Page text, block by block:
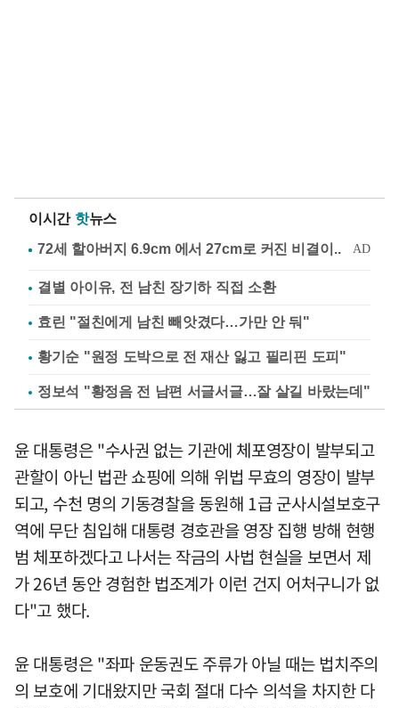
이시간 핫뉴스
결별 아이유, 전 남친 장기하 직접 소환
효린 "절친에게 남친 빼앗겼다…가만 안 둬"
황기순 "원정 도박으로 전 재산 잃고 필리핀 도피"
정보석 "황정음 전 남편 서글서글…잘 살길 바랐는데"
윤 대통령은 "수사권 없는 기관에 체포영장이 발부되고
관할이 아닌 법관 쇼핑에 의해 위법 무효의 영장이 발부
되고, 수천 명의 기동경찰을 동원해 1급 군사시설보호구
역에 무단 침입해 대통령 경호관을 영장 집행 방해 현행
범 체포하겠다고 나서는 작금의 사법 현실을 보면서 제
가 26년 동안 경험한 법조계가 이런 건지 어처구니가 없
다"고 했다.
윤 대통령은 "좌파 운동권도 주류가 아닐 때는 법치주의
의 보호에 기대왔지만 국회 절대 다수 의석을 차지한 다